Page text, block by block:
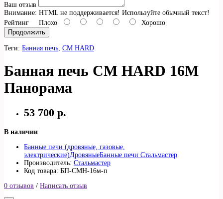
Ваш отзыв
Внимание: HTML не поддерживается! Используйте обычный текст!
Рейтинг Плохо
Хорошо
Продолжить
Теги: Банная печь СМ HARD
Банная печь СМ HARD 16М
Панорама
53 700 р.
В наличии
Банные печи (дровяные, газовые,
электрические)ДровяныеБанные печи Стальмастер
Производитель: Стальмастер
Код товара: БП-СМН-16м-п
0 отзывов / Написать отзыв